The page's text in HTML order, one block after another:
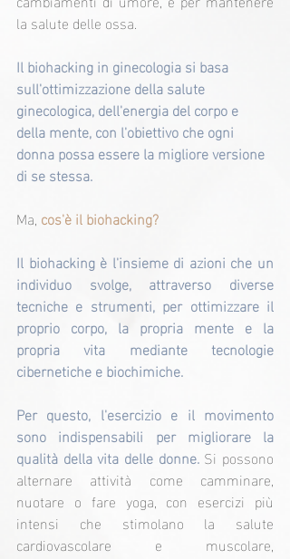
la salute delle ossa.
Il biohacking in ginecologia si basa
sull'ottimizzazione della salute
ginecologica, dell'energia del corpo e
della mente, con l'obiettivo che ogni
donna possa essere la migliore versione
di se stessa.
Ma, cos'è il biohacking?
Il biohacking è l'insieme di azioni che un
individuo svolge, attraverso diverse
tecniche e strumenti, per ottimizzare il
proprio corpo, la propria mente e la
propria vita mediante tecnologie
cibernetiche e biochimiche.
Per questo, l'esercizio e il movimento
sono indispensabili per migliorare la
qualità della vita delle donne. Si possono
alternare attività come camminare,
nuotare o fare yoga, con esercizi più
intensi che stimolano la salute
cardiovascolare e muscolare,